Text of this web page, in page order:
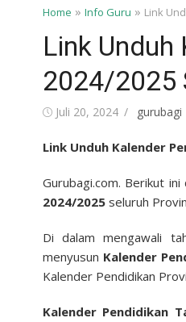
Home » Info Guru » Link
Link Unduh
2024/2025
Posted
Juli 20, 2024 Author
gurubagi
Link Unduh Kalender
Gurubagi.com. Berikut ini
2024/2025 seluruh
Di dalam mengawali
menyusun Kalender
Kalender Pendidikan
Kalender Pendidikan